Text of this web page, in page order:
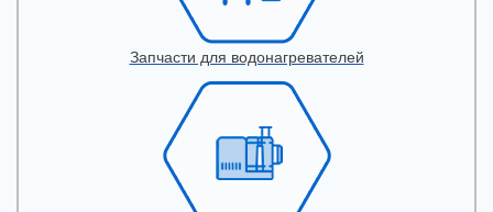
Запчасти для водонагревателей